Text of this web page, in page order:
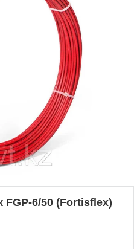
FGP-6/50 (Fortisflex)